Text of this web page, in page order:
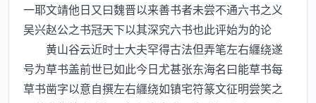
一耶文靖他日又曰魏晋以来善书者未尝不通六书之义
吴兴赵公之书冠天下以其深究六书也此评始为的论
黄山谷云近时士大夫罕得古法但弄笔左右纒绕遂
号为草书盖前世已如此今日尤甚张东海名曰能草书每
草书凿字以意自撰左右纒绕如镇宅符篆文征明尝笑之